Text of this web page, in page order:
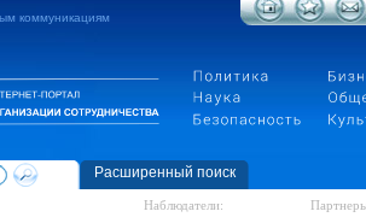
коммуникациям
Расширенный поиск
Наблюдатели: